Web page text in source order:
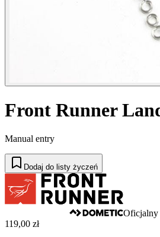
Front Runner
Manual entry
Dodaj do listy życzeń
Oficjalny
119,00 zł